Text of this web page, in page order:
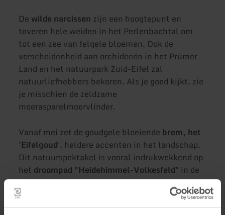
De wilde narcissen zijn een hoogtepunt en
toveren hele weiden in het Perlenbachtal om
tot een zee van felgele bloemen. Ook de
verscheidenheid aan orchideeën in het Prümer
Land en het natuurpark Zuid-Eifel zal
natuurliefhebbers bekoren. Als je goed kijkt, zie
je misschien de zeldzame
moerasparelmoervlinder.
Vanaf mei zet de goudgele bloeiende brem, het
'Eifelgoud', heldere accenten in het landschap.
Dit natuurspektakel is vooral indrukwekkend op
het droompad "Heidehimmel-Volkesfeld" in de
Hoge Eifel. Delicate viooltjes sieren zachtjes de
paden, bijvoorbeeld langs het panoramische
Eifelpad "Münstereifelsteig".